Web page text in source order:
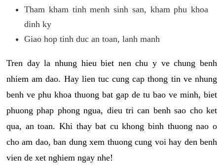
Tham kham tinh menh sinh san, kham phu khoa
dinh ky
Giao hop tinh duc an toan, lanh manh
Tren day la nhung hieu biet nen chu y ve chung benh
nhiem am dao. Hay lien tuc cung cap thong tin ve nhung
benh ve phu khoa thuong bat gap de tu bao ve minh, biet
phuong phap phong ngua, dieu tri can benh sao cho ket
qua, an toan. Khi thay bat cu khong binh thuong nao o
cho am dao, ban dung xem thuong cung voi hay den benh
vien de xet nghiem ngay nhe!